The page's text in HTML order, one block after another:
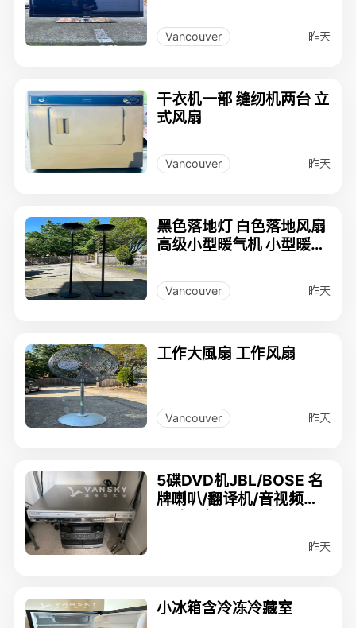
Vancouver 昨天
干衣机一部 缝纫机两台 立
式风扇
Vancouver 昨天
黑色落地灯 白色落地风扇
高级小型暖气机 小型暖气
Vancouver 昨天
工作大風扇 工作风扇
Vancouver 昨天
5碟DVD机JBL/BOSE 名
牌喇叭/翻译机/音视频线/
昨天
小冰箱含冷冻冷藏室